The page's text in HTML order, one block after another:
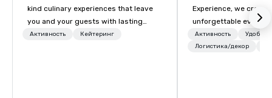
kind culinary experiences that leave
you and your guests with lasting
memories and satiated palates. Every
Активность Кейтеринг
Experience, we create
unforgettable events
access to premium
class entertainment,
Активность
Логистика/декор